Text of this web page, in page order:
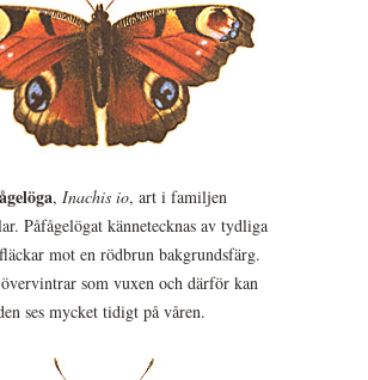
, Inachis io, art i familjen
Påfågelögat kännetecknas av tydliga
mot en rödbrun bakgrundsfärg.
som vuxen och därför kan
ses mycket tidigt på våren.